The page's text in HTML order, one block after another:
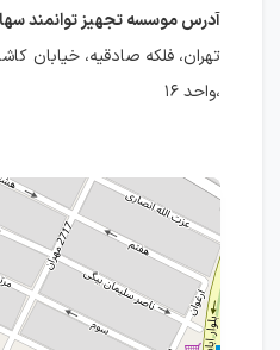
آدرس موسسه تجهیز توانمند سها
،واحد ۱۶